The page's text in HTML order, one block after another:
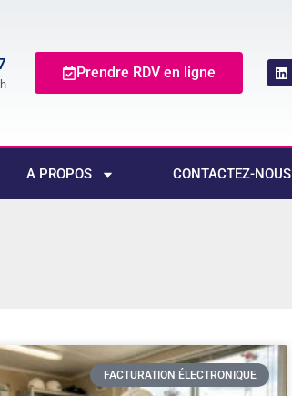
Prendre RDV en ligne
A PROPOS CONTACTEZ-NOUS
FACTURATION ÉLECTRONIQUE